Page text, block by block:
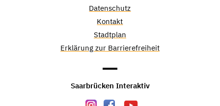
Datenschutz
Kontakt
Stadtplan
Erklärung zur Barrierefreiheit
Saarbrücken Interaktiv